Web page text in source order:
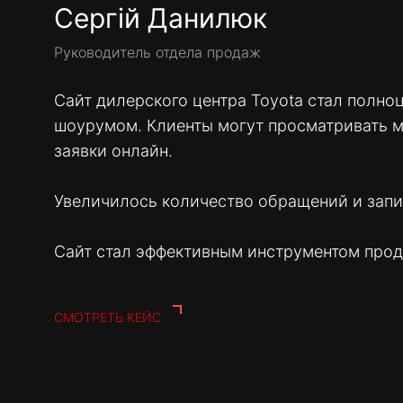
Сергій Данилюк
Руководитель отдела продаж
Сайт дилерского центра Toyota стал
шоурумом. Клиенты могут просматривать
заявки онлайн.
Увеличилось количество обращений и
Сайт стал эффективным инструментом
СМОТРЕТЬ КЕЙС